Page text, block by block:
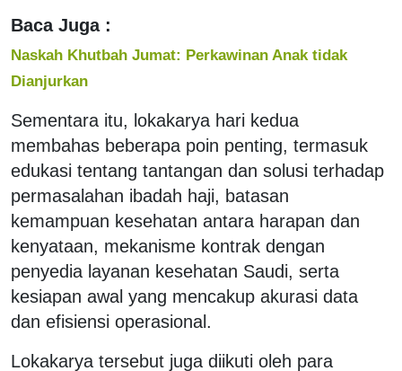
Baca Juga :
Naskah Khutbah Jumat: Perkawinan Anak tidak
Dianjurkan
Sementara itu, lokakarya hari kedua
membahas beberapa poin penting, termasuk
edukasi tentang tantangan dan solusi terhadap
permasalahan ibadah haji, batasan
kemampuan kesehatan antara harapan dan
kenyataan, mekanisme kontrak dengan
penyedia layanan kesehatan Saudi, serta
kesiapan awal yang mencakup akurasi data
dan efisiensi operasional.
Lokakarya tersebut juga diikuti oleh para